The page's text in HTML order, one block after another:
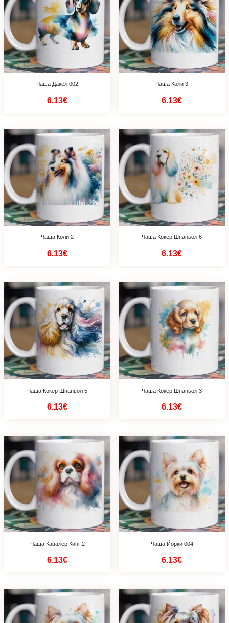
Чаша Дакел 002
6.13€
Чаша Коли 3
6.13€
Чаша Коли 2
6.13€
Чаша Кокер Шпаньол 6
6.13€
Чаша Кокер Шпаньол 5
6.13€
Чаша Кокер Шпаньол 3
6.13€
Чаша Кавалер Кинг 2
6.13€
Чаша Йорки 004
6.13€